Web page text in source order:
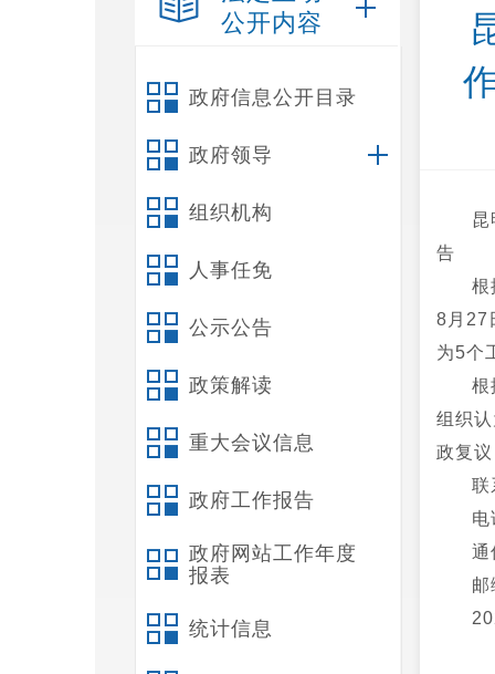
公开内容
政府信息公开目录
政府领导
组织机构
人事任免
公示公告
政策解读
重大会议信息
政府工作报告
政府网站工作年度
报表
统计信息
告
根
8月27
为5个
根
组织
政复
联
通